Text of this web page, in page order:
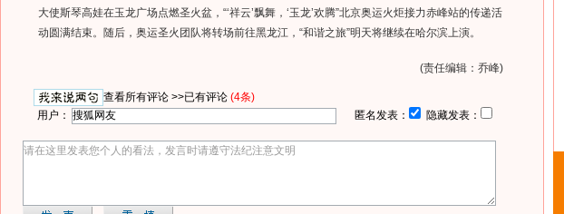
大使斯琴高娃在玉龙广场点燃圣火盆，“‘祥云’飘舞，‘玉龙’欢腾”北京奥运火炬接力赤峰站的传递活
动圆满结束。随后，奥运圣火团队将转场前往黑龙江，“和谐之旅”明天将继续在哈尔滨上演。
(责任编辑：乔峰)
查看所有评论 >>已有评论 (4条)
用户：
匿名发表： 隐藏发表：